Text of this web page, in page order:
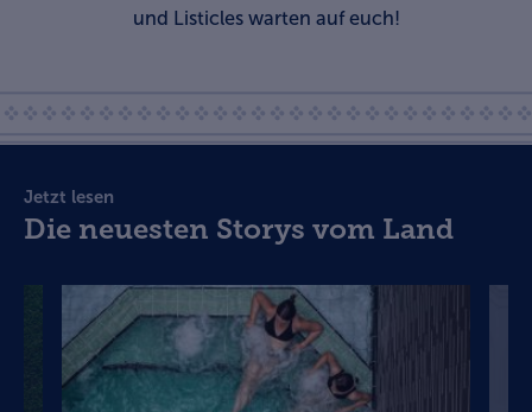
und Listicles warten auf euch!
Jetzt lesen
Die neuesten Storys vom Land